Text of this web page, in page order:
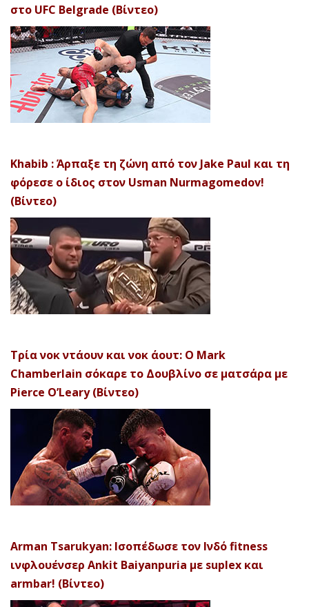
στο UFC Belgrade (Βίντεο)
Khabib : Άρπαξε τη ζώνη από τον Jake Paul και τη
φόρεσε ο ίδιος στον Usman Nurmagomedov!
(Βίντεο)
Τρία νοκ ντάουν και νοκ άουτ: Ο Mark
Chamberlain σόκαρε το Δουβλίνο σε ματσάρα με
Pierce O’Leary (Βίντεο)
Arman Tsarukyan: Ισοπέδωσε τον Ινδό fitness
ινφλουένσερ Ankit Baiyanpuria με suplex και
armbar! (Βίντεο)